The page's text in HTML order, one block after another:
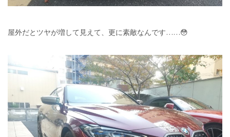
屋外だとツヤが増して見えて、更に素敵なんです……😳